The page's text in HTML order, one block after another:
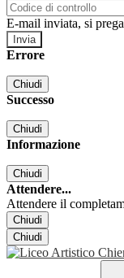
E-mail inviata, si
Errore
Chiudi
Successo
Chiudi
Informazione
Chiudi
Attendere...
Attendere il
Chiudi
Chiudi